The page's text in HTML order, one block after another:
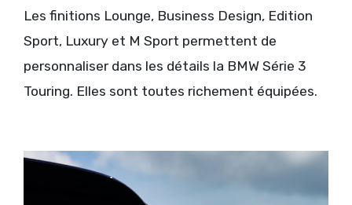
Les finitions Lounge, Business Design, Edition
Sport, Luxury et M Sport permettent de
personnaliser dans les détails la BMW Série 3
Touring. Elles sont toutes richement équipées.